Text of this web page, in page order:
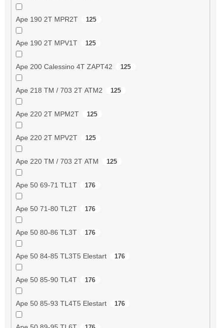
Ape 190 2T MPR2T 125
Ape 190 2T MPV1T 125
Ape 200 Calessino 4T ZAPT42 125
Ape 218 TM / 703 2T ATM2 125
Ape 220 2T MPM2T 125
Ape 220 2T MPV2T 125
Ape 220 TM / 703 2T ATM 125
Ape 50 69-71 TL1T 176
Ape 50 71-80 TL2T 176
Ape 50 80-86 TL3T 176
Ape 50 84-85 TL3T5 Elestart 176
Ape 50 85-90 TL4T 176
Ape 50 85-93 TL4T5 Elestart 176